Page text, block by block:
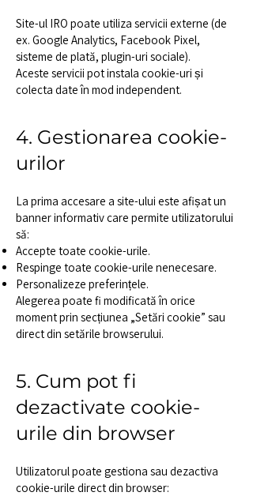
Site-ul IRO poate utiliza servicii externe (de
ex. Google Analytics, Facebook Pixel,
sisteme de plată, plugin-uri sociale).
Aceste servicii pot instala cookie-uri și
colecta date în mod independent.
4. Gestionarea cookie-
urilor
La prima accesare a site-ului este afișat un
banner informativ care permite utilizatorului
să:
Accepte toate cookie-urile.
Respinge toate cookie-urile nenecesare.
Personalizeze preferințele.
Alegerea poate fi modificată în orice
moment prin secțiunea „Setări cookie” sau
direct din setările browserului.
5. Cum pot fi
dezactivate cookie-
urile din browser
Utilizatorul poate gestiona sau dezactiva
cookie-urile direct din browser: